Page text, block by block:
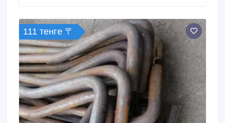
111 тенге 〒